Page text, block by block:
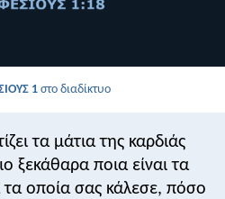
1 στο διαδίκτυο
τα μάτια της καρδιάς
ξεκάθαρα ποια είναι τα
τα οποία σας κάλεσε, πόσο